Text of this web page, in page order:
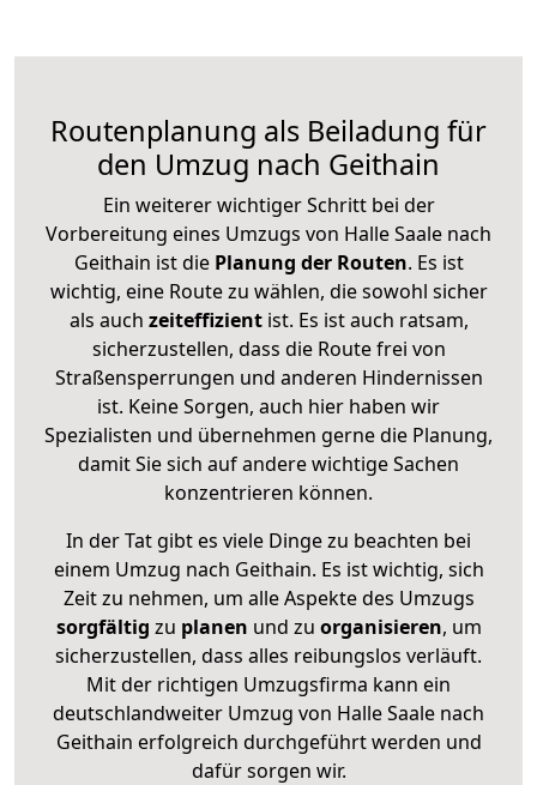
Routenplanung als Beiladung für
den Umzug nach Geithain
Ein weiterer wichtiger Schritt bei der
Vorbereitung eines Umzugs von Halle Saale nach
Geithain ist diePlanung der Routen. Es ist
wichtig, eine Route zu wählen, die sowohl sicher
als auch zeiteffizientist. Es ist auch ratsam,
sicherzustellen, dass die Route frei von
Straßensperrungen und anderen Hindernissen
ist. Keine Sorgen, auch hier haben wir
Spezialisten und übernehmen gerne die Planung,
damit Sie sich auf andere wichtige Sachen
konzentrieren können.
In der Tat gibt es viele Dinge zu beachten bei
einem Umzug nach Geithain. Es ist wichtig, sich
Zeit zu nehmen, um alle Aspekte des Umzugs
sorgfältig zu planen und zu organisieren, um
sicherzustellen, dass alles reibungslos verläuft.
Mit der richtigen Umzugsfirma kann ein
deutschlandweiter Umzug von Halle Saale nach
Geithain erfolgreich durchgeführt werden und
dafür sorgen wir.